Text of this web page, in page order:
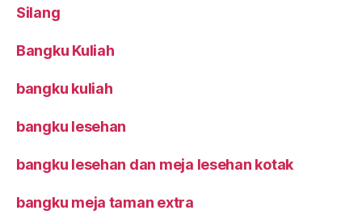
Silang
Bangku Kuliah
bangku kuliah
bangku lesehan
bangku lesehan dan meja lesehan kotak
bangku meja taman extra